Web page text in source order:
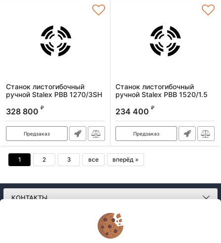
Станок листогибочный
ручной Stalex PBB 1270/3SH
373164
328 800 ₽
Предзаказ
Станок листогибочный
ручной Stalex PBB 1520/1.5
373152
234 400 ₽
Предзаказ
1 2 3 все вперёд »
КОНТАКТЫ